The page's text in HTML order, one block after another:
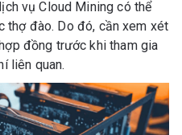
vụ Cloud Mining có thể
thợ đào. Do đó, cần xem xét
đồng trước khi tham gia
liên quan.